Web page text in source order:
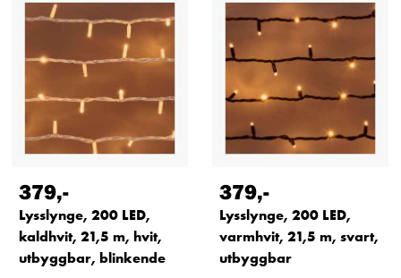
379,-
Lysslynge, 200 LED,
kaldhvit, 21,5 m, hvit,
utbyggbar, blinkende
379,-
Lysslynge, 200 LED,
varmhvit, 21,5 m, svart,
utbyggbar